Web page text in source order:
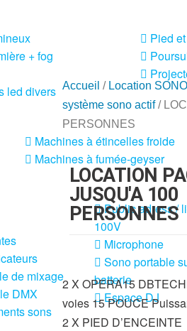
+ fog
led divers
Pied
Machines à étincelles froide
Machines à fumée-geyser
de mixage
DMX
sons
Public adress /
100V
Microphone
Sono portable
batterie
Espace DJ
Accueil / Location
système sono actif/
PERSONNES
LOCATION
JUSQU'A 100
PERSONNES
2 X OPERA15
voies 15 POUCE
2 X PIED D’ENCEINTE